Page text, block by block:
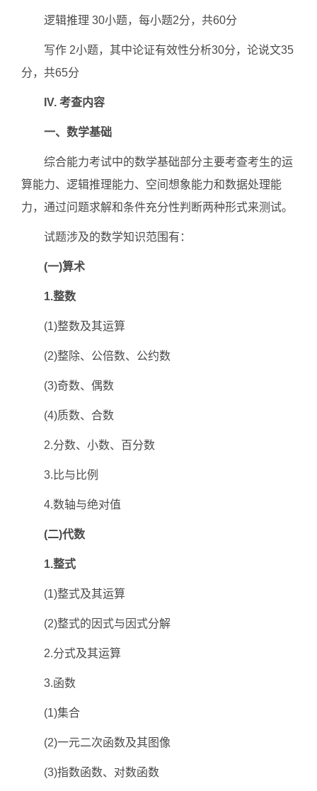
逻辑推理 30小题，每小题2分，共60分
写作 2小题，其中论证有效性分析30分，论说文35
分，共65分
IV. 考查内容
一、数学基础
综合能力考试中的数学基础部分主要考查考生的运
算能力、逻辑推理能力、空间想象能力和数据处理能
力，通过问题求解和条件充分性判断两种形式来测试。
试题涉及的数学知识范围有：
(一)算术
1.整数
(1)整数及其运算
(2)整除、公倍数、公约数
(3)奇数、偶数
(4)质数、合数
2.分数、小数、百分数
3.比与比例
4.数轴与绝对值
(二)代数
1.整式
(1)整式及其运算
(2)整式的因式与因式分解
2.分式及其运算
3.函数
(1)集合
(2)一元二次函数及其图像
(3)指数函数、对数函数